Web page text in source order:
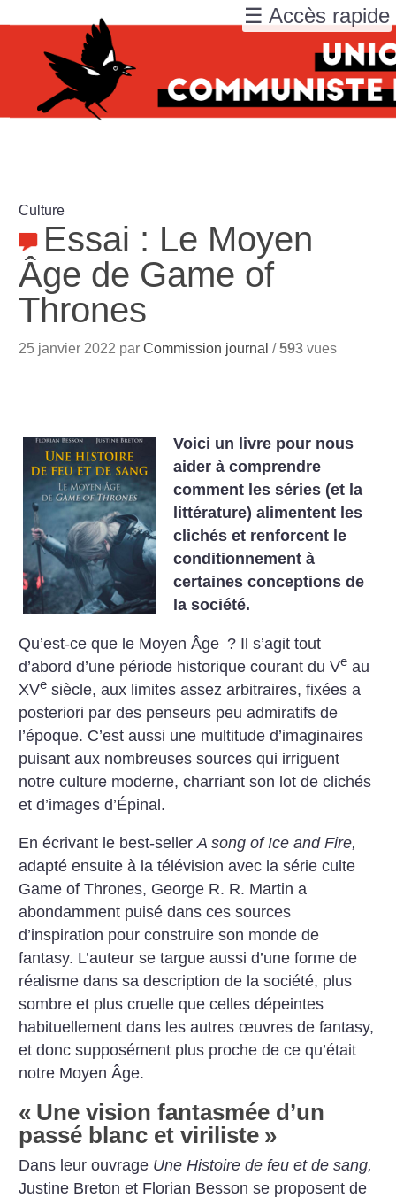
Culture
Essai : Le Moyen
Âge de Game of
Thrones
25 janvier 2022 parCommission journal /593 vues
Voici un livre pour nous
aider à comprendre
comment les séries (et la
littérature) alimentent les
clichés et renforcent le
conditionnement à
certaines conceptions de
la société.
Qu’est-ce que le Moyen Âge ? Il s’agit tout
d’abord d’une période historique courant du Ve au
XVe siècle, aux limites assez arbitraires, fixées a
posteriori par des penseurs peu admiratifs de
l’époque. C’est aussi une multitude d’imaginaires
puisant aux nombreuses sources qui irriguent
notre culture moderne, charriant son lot de clichés
et d’images d’Épinal.
En écrivant le best-sellerA song of Ice and Fire,
adapté ensuite à la télévision avec la série culte
Game of Thrones, George R. R. Martin a
abondamment puisé dans ces sources
d’inspiration pour construire son monde de
fantasy. L’auteur se targue aussi d’une forme de
réalisme dans sa description de la société, plus
sombre et plus cruelle que celles dépeintes
habituellement dans les autres œuvres de fantasy,
et donc supposément plus proche de ce qu’était
notre Moyen Âge.
« Une vision fantasmée d’un
passé blanc et viriliste »
Dans leur ouvrage Une Histoire de feu et de sang,
Justine Breton et Florian Besson se proposent de
☰ Accès rapide